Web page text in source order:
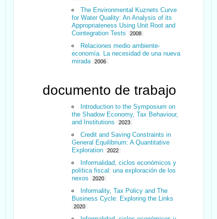
The Environmental Kuznets Curve
for Water Quality: An Analysis of its
Appropriateness Using Unit Root and
Cointegration Tests
2008
Relaciones medio ambiente-
economía. La necesidad de una nueva
mirada
2006
documento de trabajo
Introduction to the Symposium on
the Shadow Economy, Tax Behaviour,
and Institutions
2023
Credit and Saving Constraints in
General Equilibrium: A Quantitative
Exploration
2022
Informalidad, ciclos económicos y
política fiscal: una exploración de los
nexos
2020
Informality, Tax Policy and The
Business Cycle: Exploring the Links
2020